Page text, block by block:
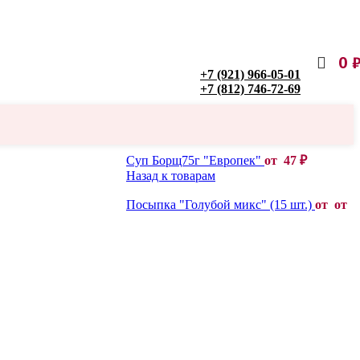
+7 (921) 966-05-01
+7 (812) 746-72-69
0
Суп Борщ75г "Европек" от 47 ₽
Назад к товарам
Посыпка "Голубой микс" (15 шт.) от от